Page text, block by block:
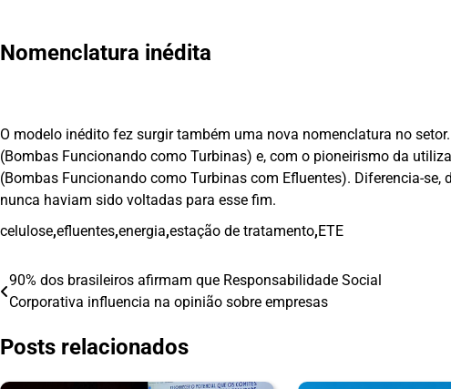
Nomenclatura inédita
O modelo inédito fez surgir também uma nova nomenclatura no
(Bombas Funcionando como Turbinas) e, com o pioneirismo da
(Bombas Funcionando como Turbinas com Efluentes). Diferencia-
nunca haviam sido voltadas para esse fim.
celulose,efluentes,energia,estação de tratamento,ETE
Navegação
Post
90% dos brasileiros afirmam que Responsabilidade Social
Corporativa influencia na opinião sobre empresas
Posts relacionados